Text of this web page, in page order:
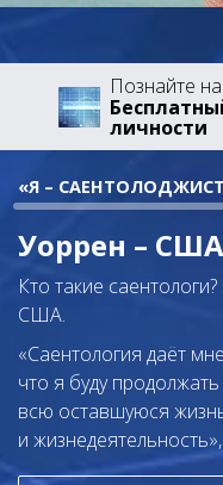
Познайте
личности
«Я –
Уоррен – США
Кто такие
США.
«Саентология даёт
что я буду
всю оставшуюся
и